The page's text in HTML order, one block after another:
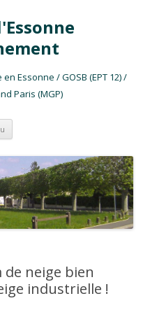
Essonne / GOSB (EPT 12) /
Paris (MGP)
Aller au contenu
de neige bien
industrielle !